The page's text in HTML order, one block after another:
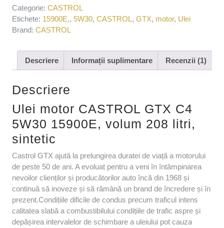
Categorie: CASTROL
Etichete: 15900E,, 5W30, CASTROL, GTX, motor, Ulei
Brand: CASTROL
Descriere Informații suplimentare Recenzii (1)
Descriere
Ulei motor CASTROL GTX C4
5W30 15900E, volum 208 litri,
sintetic
Castrol GTX ajută la prelungirea duratei de viață a motorului
de peste 50 de ani. A evoluat pentru a veni în întâmpinarea
nevoilor clienților și producătorilor auto încă din 1968 și
continuă să inoveze și să rămână un brand de încredere și în
prezent.Condițiile dificile de condus precum traficul intens
calitatea slabă a combustibilului condițiile de trafic aspre și
depășirea intervalelor de schimbare a uleiului pot cauza